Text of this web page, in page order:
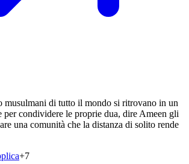
musulmani di tutto il mondo si ritrovano in un
per condividere le proprie dua, dire Ameen gli
una comunità che la distanza di solito rende
+7